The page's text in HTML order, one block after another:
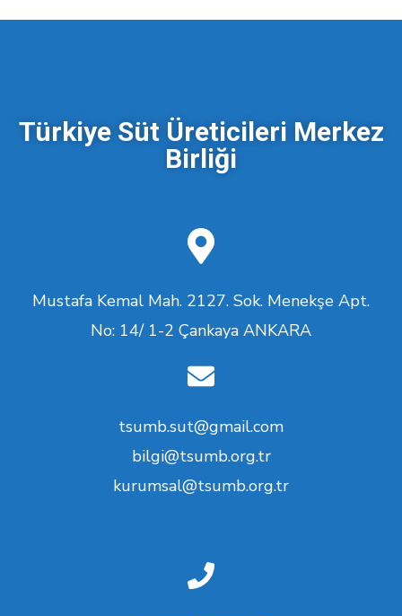
Türkiye Süt Üreticileri Merkez
Birliği
Mustafa Kemal Mah. 2127. Sok. Menekşe Apt.
No: 14/ 1-2 Çankaya ANKARA
tsumb.sut@gmail.com
bilgi@tsumb.org.tr
kurumsal@tsumb.org.tr